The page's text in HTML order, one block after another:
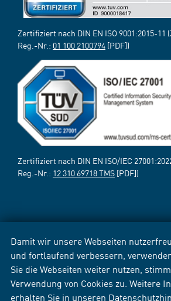
Damit wir unsere Webseiten
und fortlaufend verbessern,
Sie die Webseiten weiter nutzen,
Verwendung von Cookies zu. Weitere
erhalten Sie in unseren
Zertifiziert nach DIN EN ISO 9001:2015-11
Reg.-Nr.: 01 100 2100794 [PDF])
Zertifiziert nach DIN EN ISO/IEC
Reg.-Nr.: 12 310 69718 TMS [PDF])